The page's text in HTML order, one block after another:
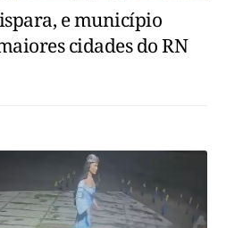
e município
cidades do RN